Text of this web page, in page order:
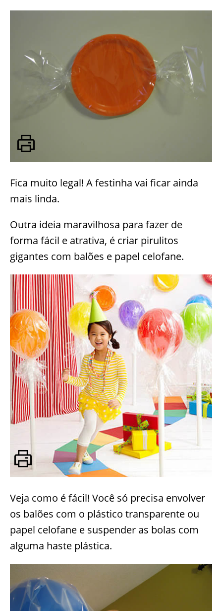
Fica muito legal! A festinha vai ficar ainda
mais linda.
Outra ideia maravilhosa para fazer de
forma fácil e atrativa, é criar pirulitos
gigantes com balões e papel celofane.
Veja como é fácil! Você só precisa envolver
os balões com o plástico transparente ou
papel celofane e suspender as bolas com
alguma haste plástica.